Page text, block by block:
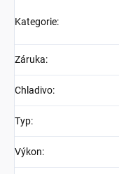
Kategorie:
Záruka:
Chladivo:
Typ:
Výkon: